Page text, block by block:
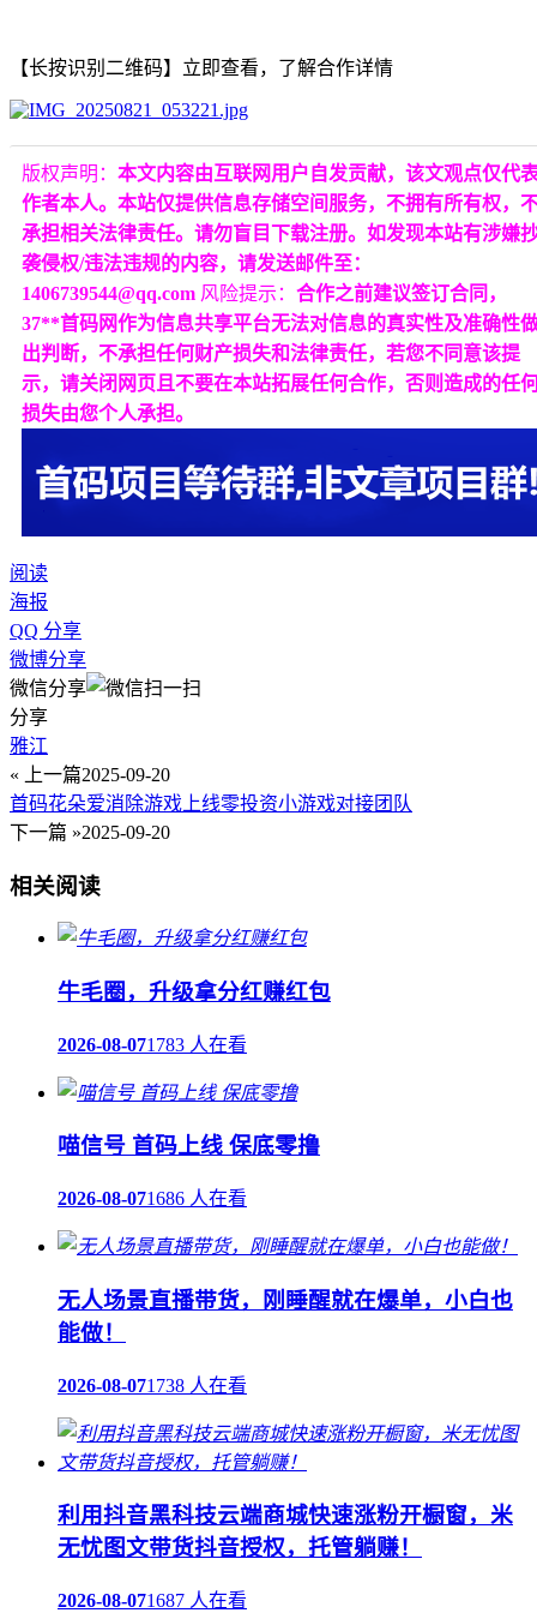
【长按识别二维码】立即查看，了解合作详情
版权声明： 本文内容由互联网用户自发贡献，该文观点仅代
作者本人。本站仅提供信息存储空间服务，不拥有所有权，
承担相关法律责任。请勿盲目下载注册。如发现本站有涉嫌
袭侵权/违法违规的内容，请发送邮件至：
1406739544@qq.com 风险提示： 合作之前建议签订合同，
37**首码网作为信息共享平台无法对信息的真实性及准确性
出判断，不承担任何财产损失和法律责任，若您不同意该提
示，请关闭网页且不要在本站拓展任何合作，否则造成的任
损失由您个人承担。
阅读
海报
QQ 分享
微博分享
微信分享
分享
雅江
« 上一篇2025-09-20
首码花朵爱消除游戏上线零投资小游戏对接团队
下一篇 »2025-09-20
相关阅读
牛毛圈，升级拿分红赚红包
2026-08-071783 人在看
喵信号 首码上线 保底零撸
2026-08-071686 人在看
无人场景直播带货，刚睡醒就在爆单，小白也
能做！
2026-08-071738 人在看
利用抖音黑科技云端商城快速涨粉开橱窗，米
无忧图文带货抖音授权，托管躺赚！
2026-08-071687 人在看